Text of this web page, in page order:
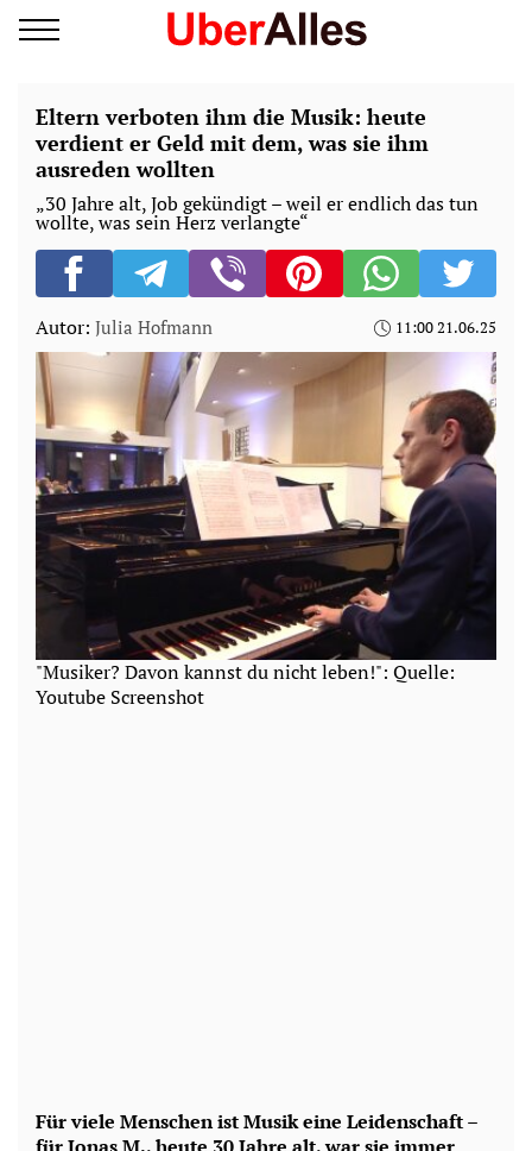
Eltern verboten ihm die Musik: heute
verdient er Geld mit dem, was sie ihm
ausreden wollten
„30 Jahre alt, Job gekündigt – weil er endlich das tun
wollte, was sein Herz verlangte“
Autor: Julia Hofmann 11:00 21.06.25
"Musiker? Davon kannst du nicht leben!": Quelle:
Youtube Screenshot
Für viele Menschen ist Musik eine Leidenschaft –